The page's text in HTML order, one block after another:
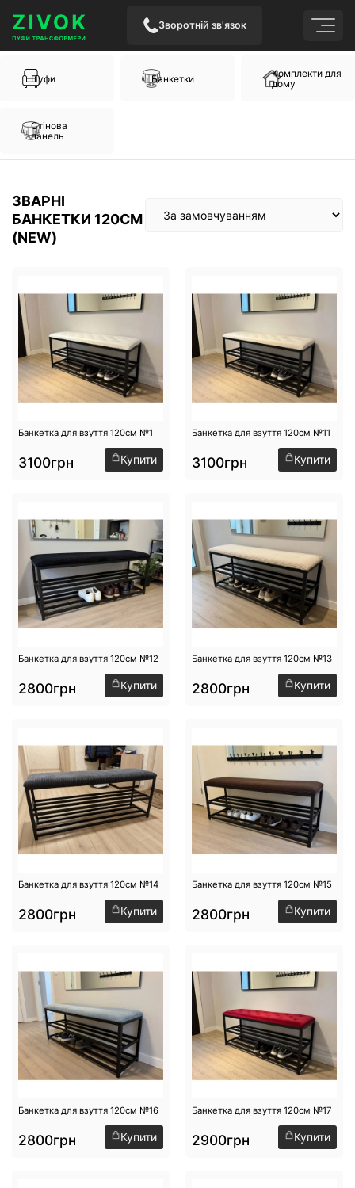
Зворотній зв'язок
Пуфи Банкетки
Комплекти для
дому
Стінова
панель
ЗВАРНІ
БАНКЕТКИ 120СМ
(NEW)
Банкетка для взуття 120см №1
3100грн Купити
Банкетка для взуття 120см №11
3100грн Купити
Банкетка для взуття 120см №12
2800грн Купити
Банкетка для взуття 120см №13
2800грн Купити
Банкетка для взуття 120см №14
2800грн Купити
Банкетка для взуття 120см №15
2800грн Купити
Банкетка для взуття 120см №16
2800грн Купити
Банкетка для взуття 120см №17
2900грн Купити